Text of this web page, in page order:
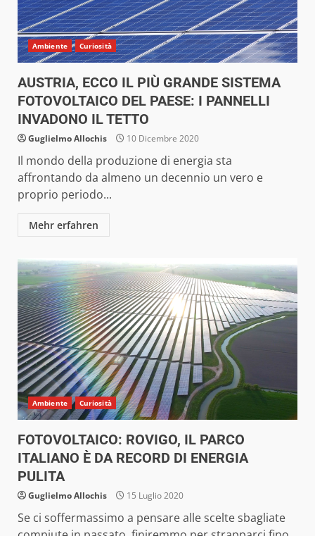
Ambiente Curiosità
AUSTRIA, ECCO IL PIÙ GRANDE SISTEMA
FOTOVOLTAICO DEL PAESE: I PANNELLI
INVADONO IL TETTO
Guglielmo Allochis 10 Dicembre 2020
Il mondo della produzione di energia sta
affrontando da almeno un decennio un vero e
proprio periodo...
Mehr erfahren
Ambiente Curiosità
FOTOVOLTAICO: ROVIGO, IL PARCO
ITALIANO È DA RECORD DI ENERGIA
PULITA
Guglielmo Allochis 15 Luglio 2020
Se ci soffermassimo a pensare alle scelte sbagliate